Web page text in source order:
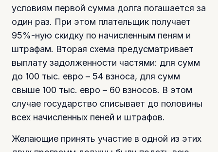
условиям первой сумма долга погашается за
один раз. При этом плательщик получает
95%-ную скидку по начисленным пеням и
штрафам. Вторая схема предусматривает
выплату задолженности частями: для сумм
до 100 тыс. евро – 54 взноса, для сумм
свыше 100 тыс. евро – 60 взносов. В этом
случае государство списывает до половины
всех начисленных пеней и штрафов.
Желающие принять участие в одной из этих